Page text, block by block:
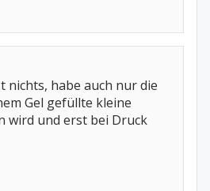
nichts, habe auch nur die
Gel gefüllte kleine
wird und erst bei Druck